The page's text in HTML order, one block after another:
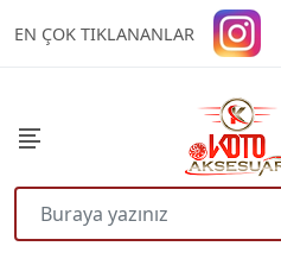
EN ÇOK TIKLANANLAR